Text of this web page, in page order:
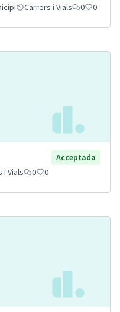
Carrers i Vials 0 0
Acceptada
i Vials 0 0